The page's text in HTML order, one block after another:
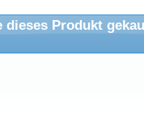
dieses Produkt